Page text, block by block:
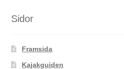
Sidor
Framsida
Kajakguiden